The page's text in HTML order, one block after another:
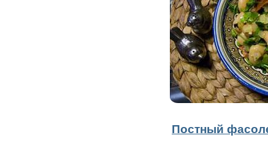
Постный